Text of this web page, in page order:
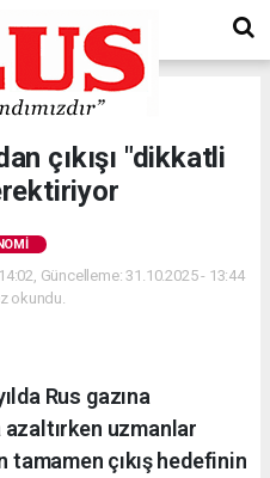
çıkışı "dikkatli
Güncelleme: 31.10.2025 - 13:44
okundu.
Rus gazına
azaltırken uzmanlar
tamamen çıkış hedefinin